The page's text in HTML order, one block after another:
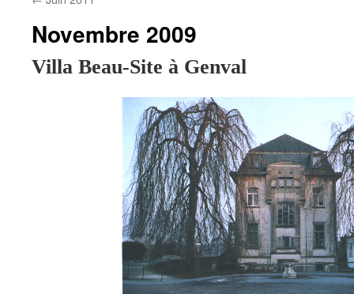
Novembre 2009
Villa Beau-Site à Genval